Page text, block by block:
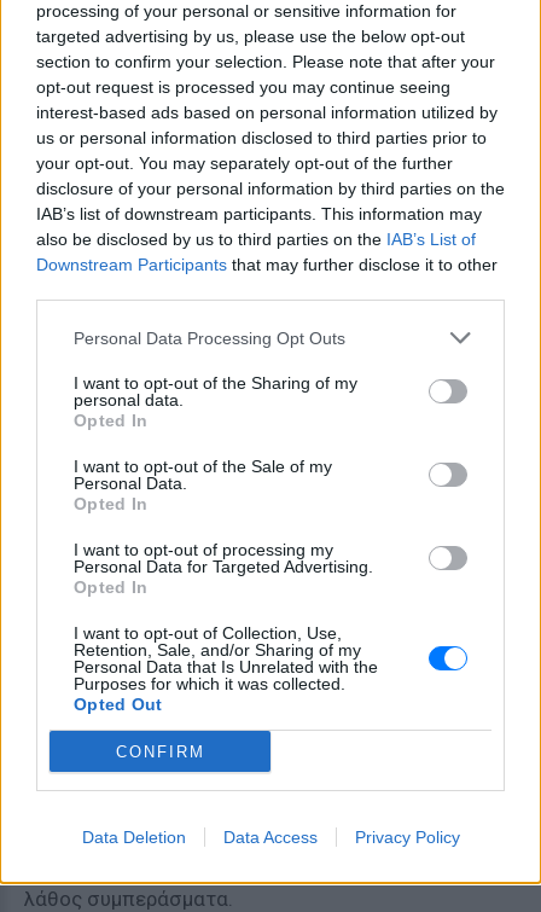
processing of your personal or sensitive information for
targeted advertising by us, please use the below opt-out
section to confirm your selection. Please note that after your
opt-out request is processed you may continue seeing
interest-based ads based on personal information utilized by
us or personal information disclosed to third parties prior to
your opt-out. You may separately opt-out of the further
disclosure of your personal information by third parties on the
IAB’s list of downstream participants. This information may
also be disclosed by us to third parties on the IAB’s List of
Downstream Participants that may further disclose it to other
Personal Data Processing Opt Outs
I want to opt-out of the Sharing of my
personal data.
Opted In
I want to opt-out of the Sale of my
Personal Data.
Opted In
I want to opt-out of processing my
Personal Data for Targeted Advertising.
Opted In
I want to opt-out of Collection, Use,
Retention, Sale, and/or Sharing of my
Personal Data that Is Unrelated with the
Purposes for which it was collected.
Opted Out
CONFIRM
Data Deletion Data Access Privacy Policy
Θέλετε ελευθερία, αλλά και κάποιον
να σας ακολουθεί στον ρυθμό σας.
Μια πρόταση για έξοδο ή μια ξαφνική
συνάντηση μπορεί να σας φτιάξει τη
διάθεση.
ΑΙΓΟΚΕΡΩΣ
Αφήστε για λίγο τις υποχρεώσεις και
δώστε χώρο στο συναίσθημα. Μια
να μετρήσει περισσότερο από μεγάλα
λόγια.
ΥΔΡΟΧΟΟΣ
Κάτι απρόβλεπτο μπορεί να ταράξει
όμορφα τη ρουτίνα σας. Στα
ενδιαφέρον χωρίς να φοβάστε ότι
χάνετε την ανεξαρτησία σας.
Ακούστε την, αλλά μην αφήσετε τις
λάθος συμπεράσματα.